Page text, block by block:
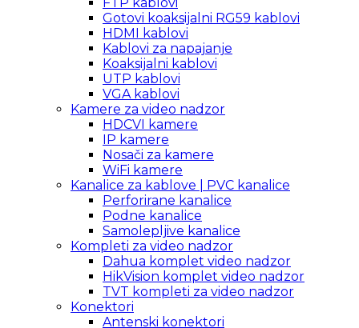
Gotovi koaksijalni RG59 kablovi
HDMI kablovi
Kablovi za napajanje
Koaksijalni kablovi
UTP kablovi
VGA kablovi
Kamere za video nadzor
HDCVI kamere
IP kamere
Nosači za kamere
WiFi kamere
Kanalice za kablove | PVC kanalice
Perforirane kanalice
Podne kanalice
Samolepljive kanalice
Kompleti za video nadzor
Dahua komplet video nadzor
HikVision komplet video nadzor
TVT kompleti za video nadzor
Konektori
Antenski konektori